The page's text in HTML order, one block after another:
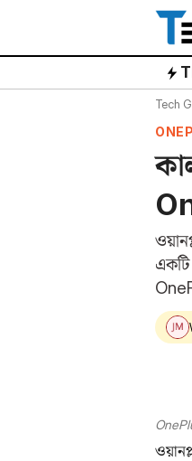
content
Tech